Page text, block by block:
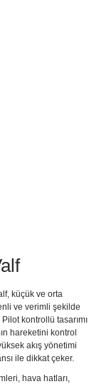
küçük ve orta
ve verimli şekilde
kontrollü tasarımı
hareketini kontrol
akış yönetimi
ile dikkat çeker.
hava hatları,